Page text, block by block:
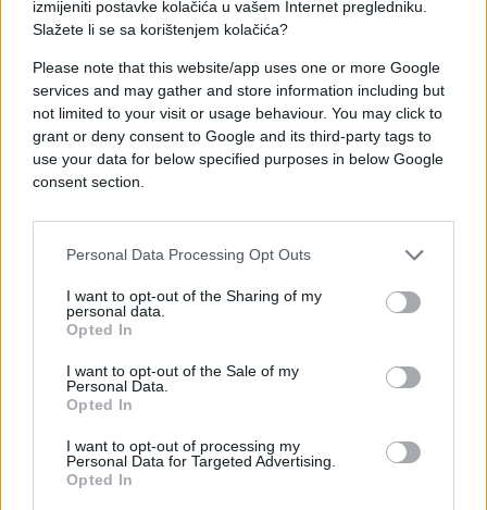
izmijeniti postavke kolačića u vašem Internet pregledniku.
Slažete li se sa korištenjem kolačića?
Please note that this website/app uses one or more Google
services and may gather and store information including but
not limited to your visit or usage behaviour. You may click to
grant or deny consent to Google and its third-party tags to
use your data for below specified purposes in below Google
consent section.
Personal Data Processing Opt Outs
I want to opt-out of the Sharing of my
personal data.
Opted In
I want to opt-out of the Sale of my
Personal Data.
Opted In
I want to opt-out of processing my
Personal Data for Targeted Advertising.
Opted In
#Zmije #dvorište
#proljeće